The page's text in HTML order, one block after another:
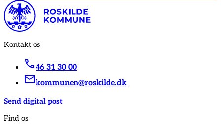
Kontakt os
46 31 30 00
kommunen@roskilde.dk
Send digital post
Find os